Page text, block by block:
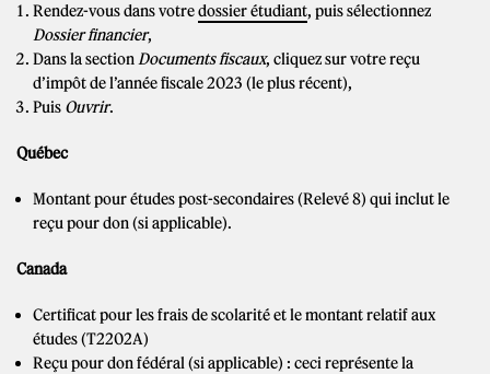
Rendez-vous dans votredossier étudiant, puis sélectionnez
Dossier financier,
Dans la sectionDocuments fiscaux, cliquez sur votre reçu
d’impôt de l’année fiscale 2023 (le plus récent),
Puis Ouvrir.
Québec
Montant pour études post-secondaires (Relevé 8) qui inclut le
reçu pour don (si applicable).
Canada
Certificat pour les frais de scolarité et le montant relatif aux
études (T2202A)
Reçu pour don fédéral (si applicable) : ceci représente la